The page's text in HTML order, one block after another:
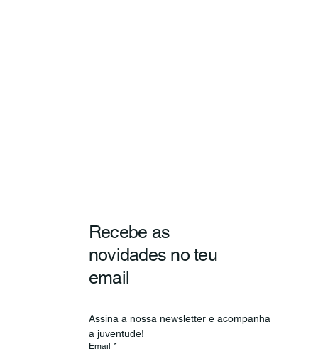
Recebe as
novidades no teu
email
Assina a nossa newsletter e acompanha
a juventude!
Email *